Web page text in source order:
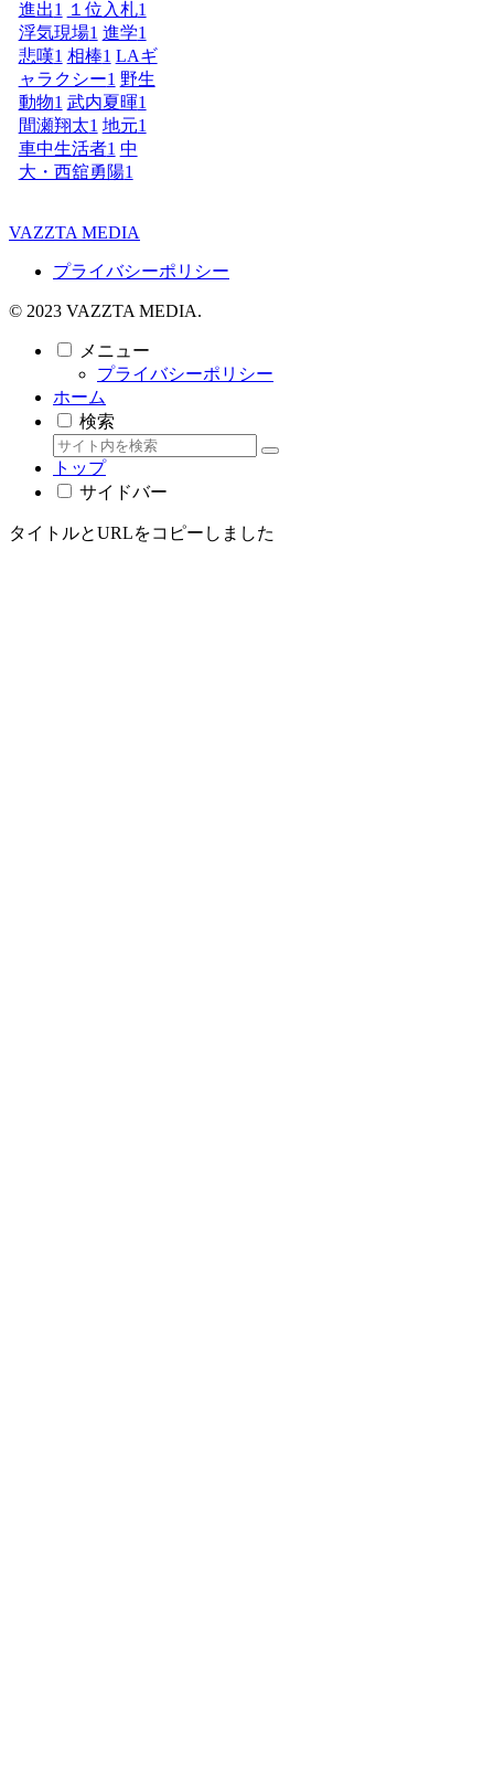
進出1 １位入札1
浮気現場1 進学1
悲嘆1 相棒1 LAギ
ャラクシー1 野生
動物1 武内夏暉1
間瀬翔太1 地元1
車中生活者1 中
大・西舘勇陽1
VAZZTA MEDIA
プライバシーポリシー
© 2023 VAZZTA MEDIA.
メニュー
プライバシーポリシー
ホーム
検索
トップ
サイドバー
タイトルとURLをコピーしました